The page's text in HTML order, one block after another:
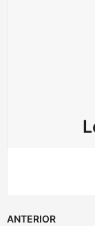
ANTERIOR